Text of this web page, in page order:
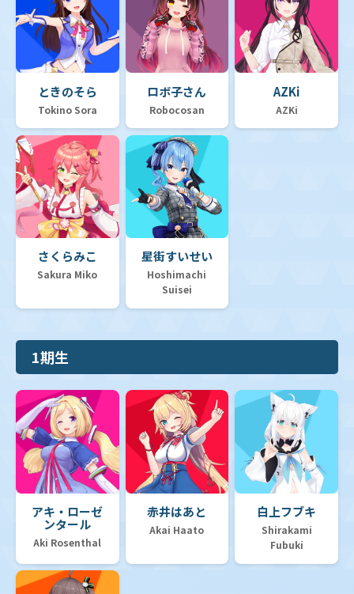
ときのそら
Tokino Sora
ロボ子さん
Robocosan
AZKi
AZKi
さくらみこ
Sakura Miko
星街すいせい
Hoshimachi
Suisei
1期生
アキ・ローゼ
ンタール
Aki Rosenthal
赤井はあと
Akai Haato
白上フブキ
Shirakami
Fubuki